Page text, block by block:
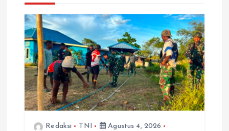
Redaksi TNI
Agustus 4, 2026